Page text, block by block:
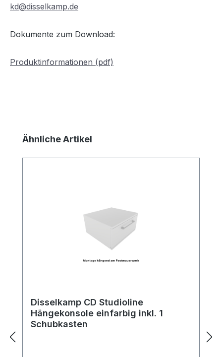
kd@disselkamp.de
Dokumente zum Download:
Produktinformationen (pdf)
Produktgalerie überspringen
Ähnliche Artikel
Disselkamp CD Studioline
Hängekonsole einfarbig inkl. 1
Schubkasten